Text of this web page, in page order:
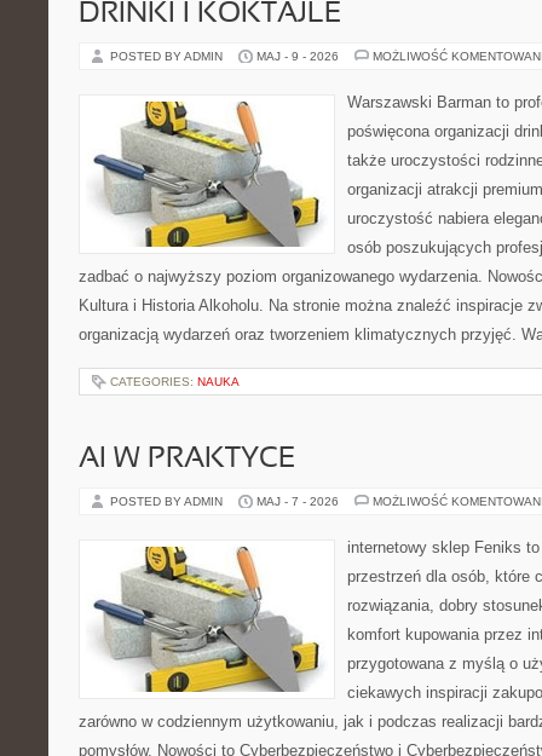
DRINKI I KOKTAJLE
POSTED BY ADMIN MAJ - 9 - 2026 MOŻLIWOŚĆ
Warszawski Barman to
poświęcona organizacji
także uroczystości
organizacji atrakcji
uroczystość nabiera
osób poszukujących
zadbać o najwyższy poziom organizowanego wydarzenia.
Kultura i Historia Alkoholu. Na stronie można znaleźć inspiracje
organizacją wydarzeń oraz tworzeniem klimatycznych przyjęć.
CATEGORIES: NAUKA
AI W PRAKTYCE
POSTED BY ADMIN MAJ - 7 - 2026 MOŻLIWOŚĆ
internetowy sklep Feniks
przestrzeń dla osób, które
rozwiązania, dobry
komfort kupowania przez
przygotowana z myślą o
ciekawych inspiracji
zarówno w codziennym użytkowaniu, jak i podczas realizacji
pomysłów. Nowości to Cyberbezpieczeństwo i